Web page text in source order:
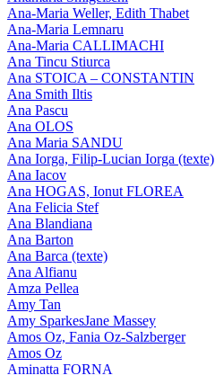
Ana-Maria Weller, Edith Thabet
Ana-Maria Lemnaru
Ana-Maria CALLIMACHI
Ana Tincu Stiurca
Ana STOICA – CONSTANTIN
Ana Smith Iltis
Ana Pascu
Ana OLOS
Ana Maria SANDU
Ana Iorga, Filip-Lucian Iorga (texte)
Ana Iacov
Ana HOGAS, Ionut FLOREA
Ana Felicia Stef
Ana Blandiana
Ana Barton
Ana Barca (texte)
Ana Alfianu
Amza Pellea
Amy Tan
Amy SparkesJane Massey
Amos Oz, Fania Oz-Salzberger
Amos Oz
Aminatta FORNA